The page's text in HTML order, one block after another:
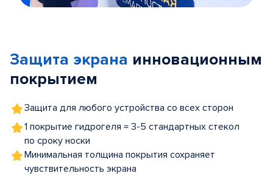
5
Защита экрана инновационным
покрытием
Защита для любого устройства со всех сторон
1 покрытие гидрогеля = 3-5 стандартных стекол
по сроку носки
Минимальная толщина покрытия сохраняет
чувствительность экрана